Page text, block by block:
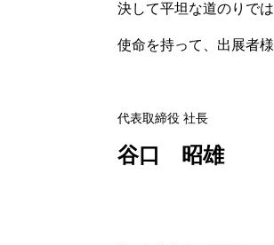
決して平坦な道のりで
使命を持って、出展者
代表取締役 社長
谷口 昭雄